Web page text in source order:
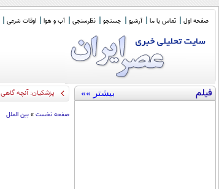
صفحه اول تماس با ما آرشیو جستجو نظرسنجی آب و هوا اوقات شرعی
فیلم بیشتر »»
صفحه نخست » بین الملل